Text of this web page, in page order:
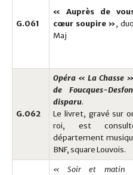
G.061
« Auprès de
cœur soupire »,
Maj
G.062
Opéra « La Chasse
de Foucques-
disparu.
Le livret, gravé sur
roi, est
département
BNF, square Louvois.
« Soir et matin